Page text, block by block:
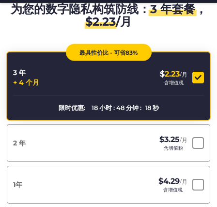
为您的数字隐私构筑防线：3 年套餐，
$2.23/月
最具性价比 - 可省83%
3 年
+ 4 个月
$2.23/月
含增值税
限时优惠: 18 小时 : 48 分钟 : 18 秒
2 年 $3.25/月
含增值税
1年 $4.29/月
含增值税